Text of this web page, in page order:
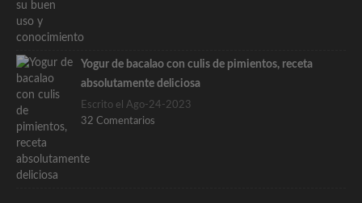
Yogur de bacalao con culis de pimientos, receta
absolutamente deliciosa
Escrito el Ago-24-2023
32 Comentarios